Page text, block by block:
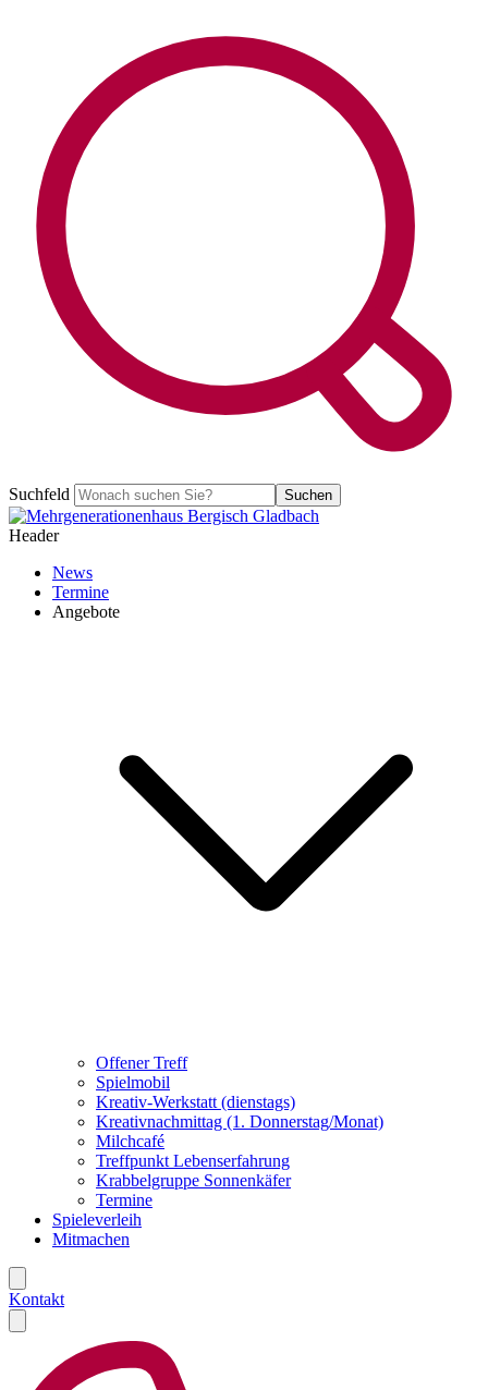
Suchfeld Suchen
Header
News
Termine
Angebote
Offener Treff
Spielmobil
Kreativ-Werkstatt (dienstags)
Kreativnachmittag (1. Donnerstag/Monat)
Milchcafé
Treffpunkt Lebenserfahrung
Krabbelgruppe Sonnenkäfer
Termine
Spieleverleih
Mitmachen
Kontakt